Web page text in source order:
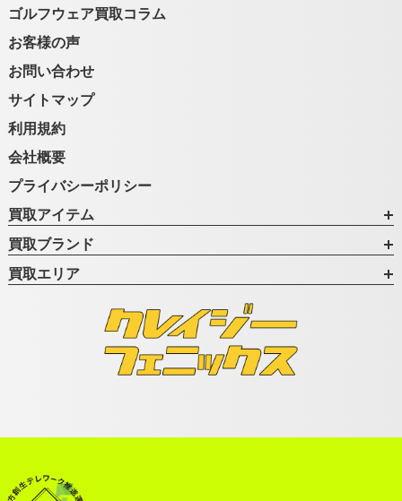
ゴルフウェア買取コラム
お客様の声
お問い合わせ
サイトマップ
利用規約
会社概要
プライバシーポリシー
買取アイテム
買取ブランド
買取エリア